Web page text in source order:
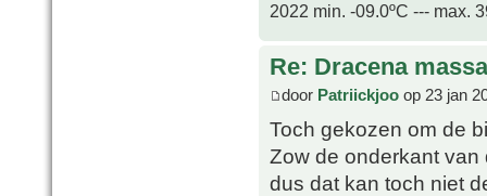
2022 min. -09.0ºC --- max.
Re: Dracena
door Patriickjoo op 23 jan
Toch gekozen om de
Zow de onderkant van
dus dat kan toch niet